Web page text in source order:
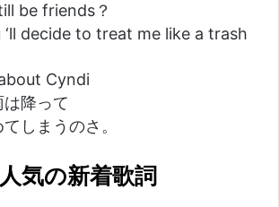
be friends？
decide to treat me like a trash
Cyndi
降って
しまうのさ。
人気の新着歌詞